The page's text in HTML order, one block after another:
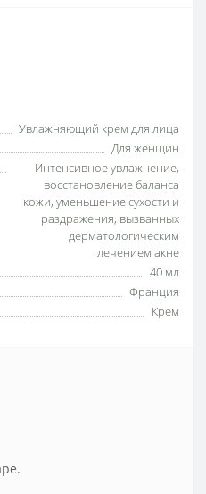
Увлажняющий крем для лица
Для женщин
Интенсивное увлажнение,
восстановление баланса
кожи, уменьшение сухости и
раздражения, вызванных
дерматологическим
лечением акне
40 мл
Франция
Крем